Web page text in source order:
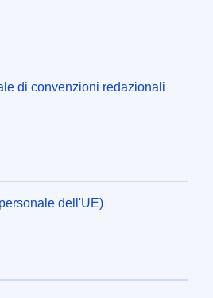
di convenzioni redazionali
dell'UE)